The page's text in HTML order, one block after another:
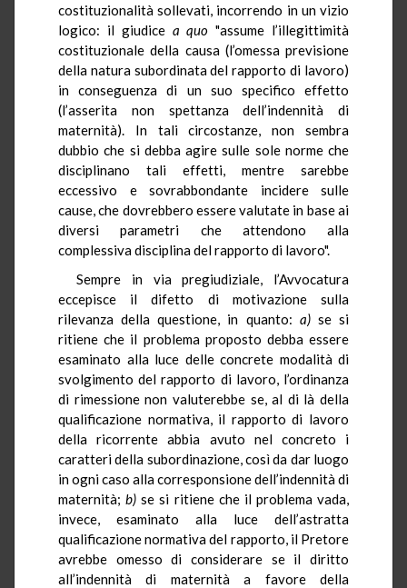
costituzionalità sollevati, incorrendo in un vizio
logico: il giudice a quo "assume l’illegittimità
costituzionale della causa (l’omessa previsione
della natura subordinata del rapporto di lavoro)
in conseguenza di un suo specifico effetto
(l’asserita non spettanza dell’indennità di
maternità). In tali circostanze, non sembra
dubbio che si debba agire sulle sole norme che
disciplinano tali effetti, mentre sarebbe
eccessivo e sovrabbondante incidere sulle
cause, che dovrebbero essere valutate in base ai
diversi parametri che attendono alla
complessiva disciplina del rapporto di lavoro".
Sempre in via pregiudiziale, l’Avvocatura
eccepisce il difetto di motivazione sulla
rilevanza della questione, in quanto: a)se si
ritiene che il problema proposto debba essere
esaminato alla luce delle concrete modalità di
svolgimento del rapporto di lavoro, l’ordinanza
di rimessione non valuterebbe se, al di là della
qualificazione normativa, il rapporto di lavoro
della ricorrente abbia avuto nel concreto i
caratteri della subordinazione, così da dar luogo
in ogni caso alla corresponsione dell’indennità di
maternità;b) se si ritiene che il problema vada,
invece, esaminato alla luce dell’astratta
qualificazione normativa del rapporto, il Pretore
avrebbe omesso di considerare se il diritto
all’indennità di maternità a favore della